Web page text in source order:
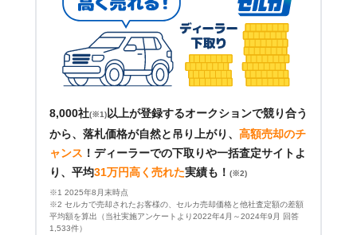
8,000社(※1) 以上が登録するオークションで競り合う
から、落札価格が自然と吊り上がり、 高額売却のチ
ャンス ！ ディーラーでの下取りや一括査定サイトよ
り、平均31万円高く売れた実績も！ (※2)
※1 2025年8月末時点
※2 セルカで売却されたお客様の、セルカ売却価格と他社査定額の差額
平均額を算出（当社実施アンケートより2022年4月～2024年9月 回答
1,533件）